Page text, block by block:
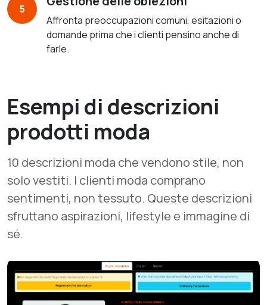
5
Affronta preoccupazioni comuni, esitazioni o
domande prima che i clienti pensino anche di
farle.
Esempi di descrizioni
prodotti moda
10 descrizioni moda che vendono stile, non
solo vestiti. I clienti moda comprano
sentimenti, non tessuto. Queste descrizioni
sfruttano aspirazioni, lifestyle e immagine di
sé.